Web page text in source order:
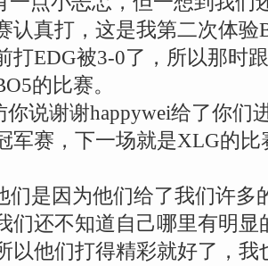
认真打，这是我第二次体验
打EDG被3-0了，所以那时
的比赛。
你说谢谢happywei给了你们
军赛，下一场就是XLG的
们是因为他们给了我们许多
们还不知道自己哪里有明
以他们打得精彩就好了，